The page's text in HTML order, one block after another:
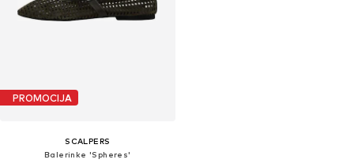
PROMOCIJA
SCALPERS
Balerinke 'Spheres'